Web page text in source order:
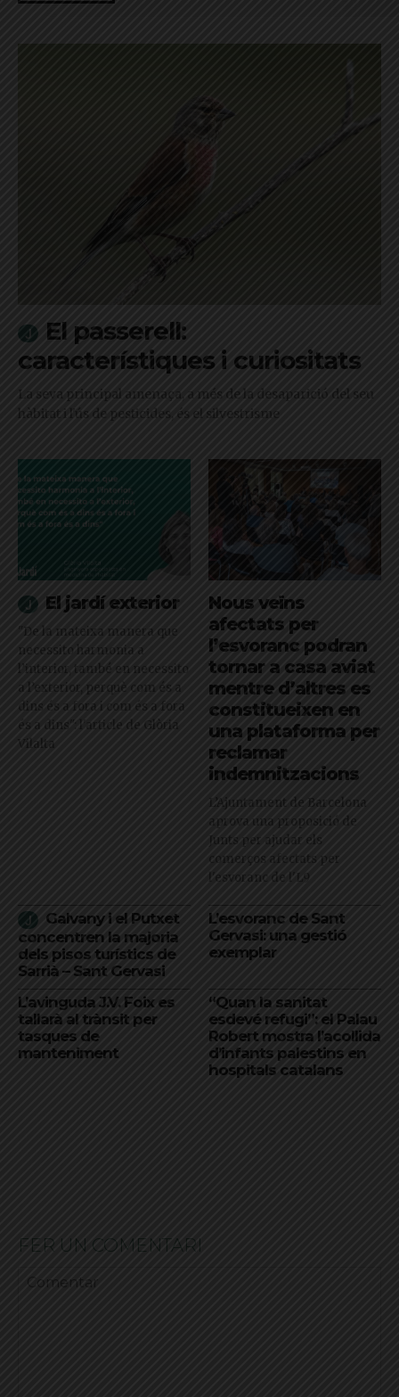
El passerell:
característiques i curiositats
La seva principal amenaça, a més de la desaparició del seu
hàbitat i l'ús de pesticides, és el silvestrisme
El jardí exterior
"De la mateixa manera que
necessito harmonia a
l’interior, també en necessito
a l’exterior, perquè com és a
dins és a fora i com és a fora
és a dins": l'article de Glòria
Vilalta
Nous veïns
afectats per
l’esvoranc podran
tornar a casa aviat
mentre d’altres es
constitueixen en
una plataforma per
reclamar
indemnitzacions
L’Ajuntament de Barcelona
aprova una proposició de
Junts per ajudar els
comerços afectats per
l'esvoranc de l'L9
Galvany i el Putxet
concentren la majoria
dels pisos turístics de
Sarrià – Sant Gervasi
L’esvoranc de Sant
Gervasi: una gestió
exemplar
L’avinguda J.V. Foix es
tallarà al trànsit per
tasques de
manteniment
“Quan la sanitat
esdevé refugi”: el Palau
Robert mostra l’acollida
d’infants palestins en
hospitals catalans
FER UN COMENTARI